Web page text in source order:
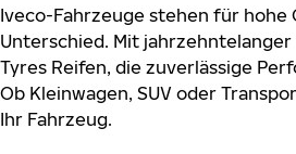
Iveco-Fahrzeuge stehen für hohe
Unterschied. Mit
Tyres Reifen, die zuverlässige
Ob Kleinwagen, SUV oder
Ihr Fahrzeug.